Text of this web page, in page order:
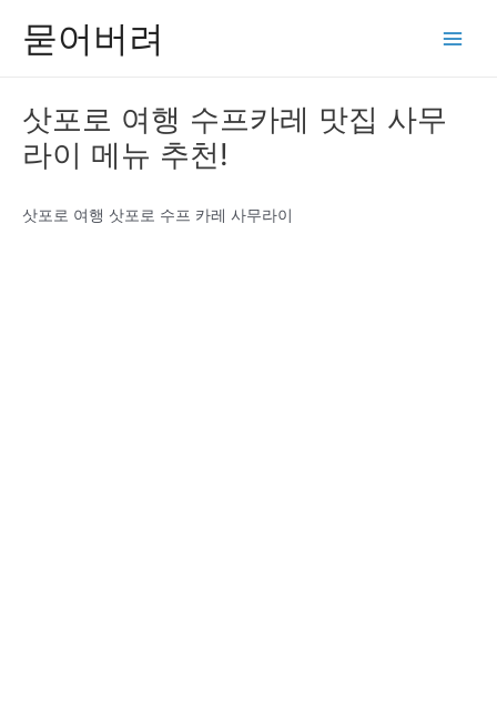
묻어버려
삿포로 여행 수프카레 맛집 사무
라이 메뉴 추천!
삿포로 여행 삿포로 수프 카레 사무라이